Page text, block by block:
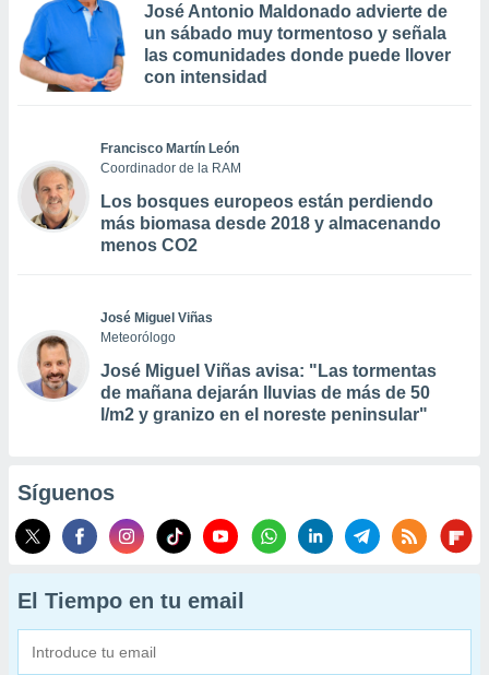
José Antonio Maldonado advierte de
un sábado muy tormentoso y señala
las comunidades donde puede llover
con intensidad
Francisco Martín León
Coordinador de la RAM
Los bosques europeos están perdiendo
más biomasa desde 2018 y almacenando
menos CO2
José Miguel Viñas
Meteorólogo
José Miguel Viñas avisa: "Las tormentas
de mañana dejarán lluvias de más de 50
l/m2 y granizo en el noreste peninsular"
Síguenos
El Tiempo en tu email